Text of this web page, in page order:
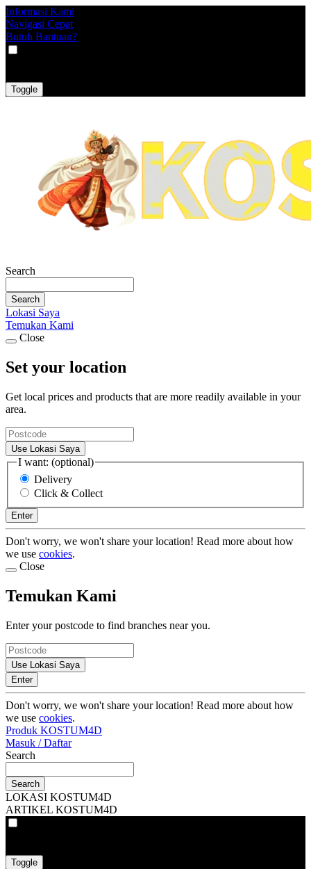
Informasi Kami
Navigasi Cepat
Butuh Bantuan?
Toggle
Search
Search
Lokasi Saya
Temukan Kami
Close
Set your location
Get local prices and products that are more readily available in your
area.
Use Lokasi Saya
I want: (optional)
Delivery
Click & Collect
Enter
Don't worry, we won't share your location! Read more about how
we use cookies.
Close
Temukan Kami
Enter your postcode to find branches near you.
Use Lokasi Saya
Enter
Don't worry, we won't share your location! Read more about how
we use cookies.
Produk KOSTUM4D
Masuk / Daftar
Search
Search
LOKASI KOSTUM4D
ARTIKEL KOSTUM4D
Toggle